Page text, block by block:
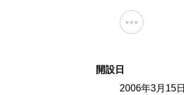
開設日
2006年3月15日